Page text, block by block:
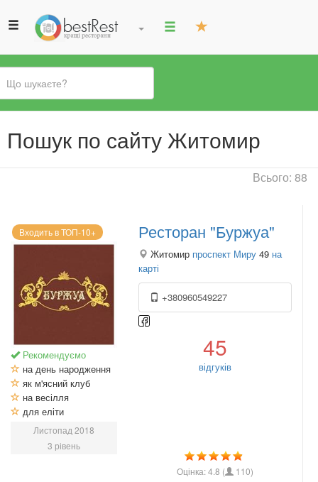
Ви
єПошук по сайту Житомир
Всього: 88
Входить в ТОП-10+
Рекомендуємо
на день народження
як м'ясний клуб
на весілля
для еліти
Листопад 2018
3 рівень
Ресторан "Буржуа"
Житомир проспект Миру 49 на
карті
+380960549227
45
відгуків
Оцінка:4.8 ( 110)